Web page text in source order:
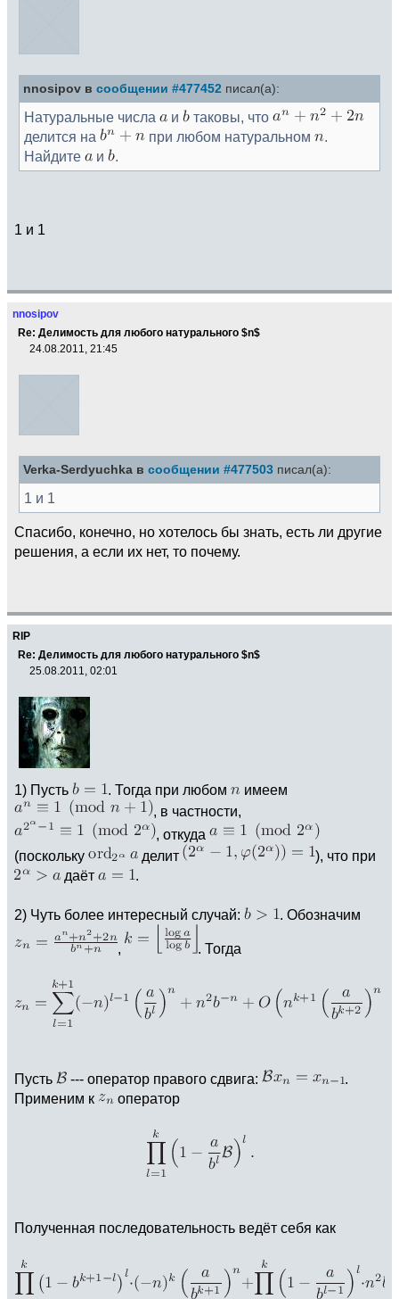
nnosipov в сообщении #477452 писал(а):
Натуральные числа и
таковы, что
делится на
при любом натуральном
.
Найдите
и .
1 и 1
nnosipov
Re: Делимость для любого натурального $n$
24.08.2011, 21:45
Verka-Serdyuchka в сообщении #477503 писал(а):
1 и 1
Спасибо, конечно, но хотелось бы знать, есть ли другие
решения, а если их нет, то почему.
RIP
Re: Делимость для любого натурального $n$
25.08.2011, 02:01
1) Пусть . Тогда при любом
имеем
, в частности,
, откуда
(поскольку
делит
), что при
даёт
.
2) Чуть более интересный случай: . Обозначим
, . Тогда
Пусть --- оператор правого сдвига:
Применим к
оператор
Полученная последовательность ведёт себя как